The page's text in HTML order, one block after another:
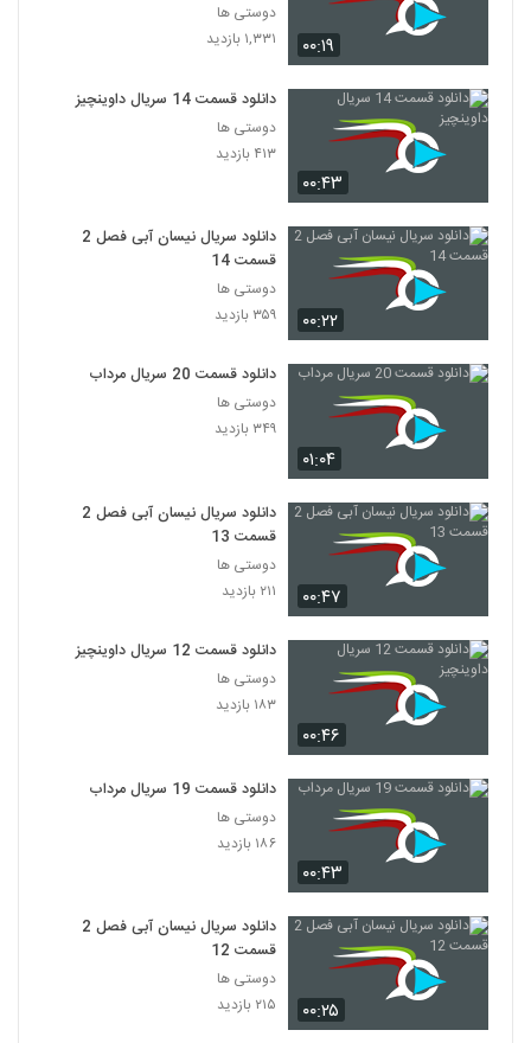
۰۰:۱۹
دوستی ها
۱,۳۳۱ بازدید
۰۰:۴۳
دانلود قسمت 14 سریال داوینچیز
دوستی ها
۴۱۳ بازدید
۰۰:۲۲
دانلود سریال نیسان آبی فصل 2
قسمت 14
دوستی ها
۳۵۹ بازدید
۰۱:۰۴
دانلود قسمت 20 سریال مرداب
دوستی ها
۳۴۹ بازدید
۰۰:۴۷
دانلود سریال نیسان آبی فصل 2
قسمت 13
دوستی ها
۲۱۱ بازدید
۰۰:۴۶
دانلود قسمت 12 سریال داوینچیز
دوستی ها
۱۸۳ بازدید
۰۰:۴۳
دانلود قسمت 19 سریال مرداب
دوستی ها
۱۸۶ بازدید
۰۰:۲۵
دانلود سریال نیسان آبی فصل 2
قسمت 12
دوستی ها
۲۱۵ بازدید